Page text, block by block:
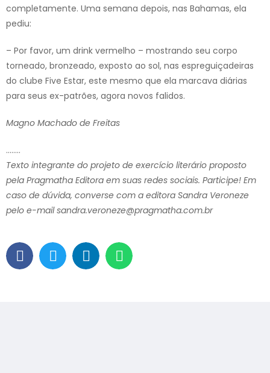
completamente. Uma semana depois, nas Bahamas, ela
pediu:
– Por favor, um drink vermelho – mostrando seu corpo
torneado, bronzeado, exposto ao sol, nas espreguiçadeiras
do clube Five Estar, este mesmo que ela marcava diárias
para seus ex-patrões, agora novos falidos.
Magno Machado de Freitas
……..
Texto integrante do projeto de exercício literário proposto
pela Pragmatha Editora em suas redes sociais. Participe! Em
caso de dúvida, converse com a editora Sandra Veroneze
pelo e-mail sandra.veroneze@pragmatha.com.br